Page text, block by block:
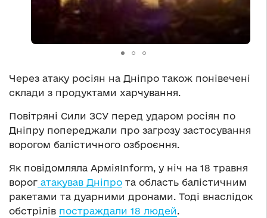
Через атаку росіян на Дніпро також понівечені
склади з продуктами харчування.
Повітряні Сили ЗСУ перед ударом росіян по
Дніпру попереджали про загрозу застосування
ворогом балістичного озброєння.
Як повідомляла АрміяInform, у ніч на 18 травня
ворог атакував Дніпро та область балістичним
ракетами та дуарними дронами. Тоді внаслідок
обстрілів постраждали 18 людей.